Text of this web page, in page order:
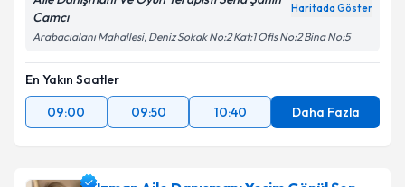
Aile Danışmanı Ve Oyun Terapisti Sena Şahin
Camcı
Arabacıalanı Mahallesi, Deniz Sokak No:2 Kat:1 Ofis No:2 Bina No:5
En Yakın Saatler
09:00
09:50 10:40 Daha Fazla